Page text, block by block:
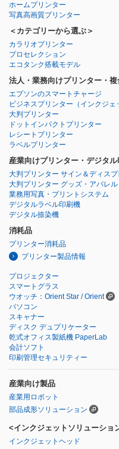
ホームプリンター
写真高画質プリンター
＜カテゴリーから選ぶ＞
カラリオプリンター
プロセレクション
エコタンク搭載モデル
法人・業務向けプリンター・複
エプソンのスマートチャージ
ビジネスプリンター （インクジ
大判プリンター
ドットインパクトプリンター
レシートプリンター
ラベルプリンター
産業向けプリンター・デジタル
大判プリンター サイン＆ディスプ
大判プリンター グッズ・アパレ
業務用写真・プリントシステム
デジタルラベル印刷機
デジタル捺染機
消耗品
プリンター消耗品
プリンター製品情報
プロジェクター
スマートグラス
ウオッチ：Orient Star / Orient
パソコン
スキャナー
ディスク デュプリケーター
乾式オフィス製紙機 PaperLab
会計ソフト
印刷管理セキュリティー
産業向け製品
産業用ロボット
部品成形ソリューション
<インクジェットソリューショ
インクジェットヘッド